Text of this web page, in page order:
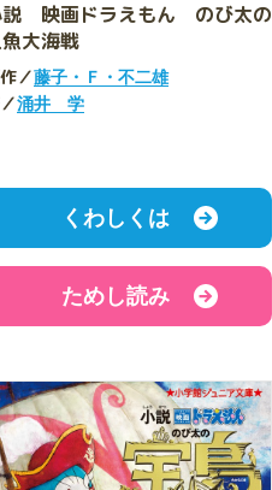
映画ドラえもん のび太の
大海戦
／藤子・Ｆ・不二雄
涌井 学
くわしくは
ためし読み